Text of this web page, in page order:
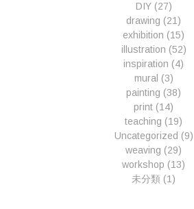
DIY(27)
drawing (21)
exhibition (15)
illustration (52)
inspiration (4)
mural (3)
painting (38)
print (14)
teaching (19)
Uncategorized (9)
weaving (29)
workshop (13)
未分類 (1)